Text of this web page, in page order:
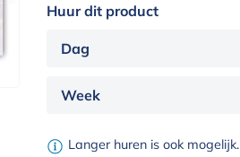
Huur dit product
Dag
Week
Langer huren is ook mogelijk.